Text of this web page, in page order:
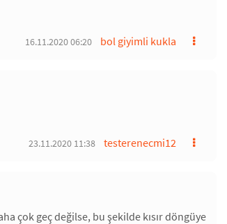
bol giyimli kukla
16.11.2020 06:20
testerenecmi12
23.11.2020 11:38
çok geç değilse, bu şekilde kısır döngüye